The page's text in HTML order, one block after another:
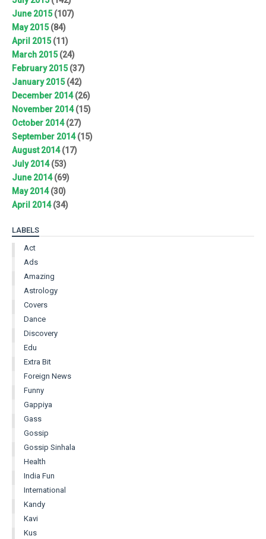
June 2015(107)
May 2015(84)
April 2015(11)
March 2015(24)
February 2015(37)
January 2015(42)
December 2014(26)
November 2014(15)
October 2014(27)
September 2014(15)
August 2014(17)
July 2014(53)
June 2014(69)
May 2014(30)
April 2014(34)
LABELS
Act
Ads
Amazing
Astrology
Covers
Dance
Discovery
Edu
Extra Bit
Foreign News
Funny
Gappiya
Gass
Gossip
Gossip Sinhala
Health
India Fun
International
Kandy
Kavi
Kus